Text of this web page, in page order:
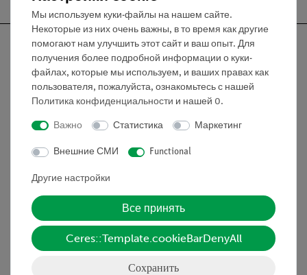
Nach oben
Информация
Контактное лицо
Декларация о конфиденциальности
Вводные данные
Обслуживание
Мы используем куки-файлы на нашем сайте.
Некоторые из них очень важны, в то время как другие
помогают нам улучшить этот сайт и ваш опыт. Для
получения более подробной информации о куки-
файлах, которые мы используем, и ваших правах как
пользователя, пожалуйста, ознакомьтесь с нашей
Политика конфиденциальности и нашей 0.
Важно Статистика Маркетинг
Внешние СМИ Functional
Другие настройки
Все принять
Ceres::Template.cookieBarDenyAll
Сохранить